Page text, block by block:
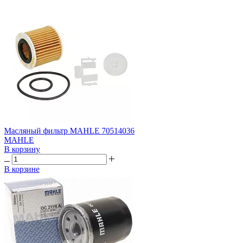
Масляный фильтр MAHLE 70514036
MAHLE
В корзину
В корзине